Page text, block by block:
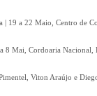
19 a 22 Maio, Centro de
8 Mai, Cordoaria Nacional,
Viton Araújo e